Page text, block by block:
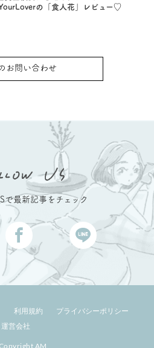
の「食人花」レビュー♡
お問い合わせ
で最新記事をチェック
利用規約
プライバシーポリシー
運営会社
AM